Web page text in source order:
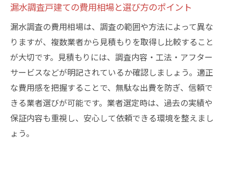
漏水調査戸建ての費用相場と選び方のポイント
漏水調査の費用相場は、調査の範囲や方法によって異な
りますが、複数業者から見積もりを取得し比較すること
が大切です。見積もりには、調査内容・工法・アフター
サービスなどが明記されているか確認しましょう。適正
な費用感を把握することで、無駄な出費を防ぎ、信頼で
きる業者選びが可能です。業者選定時は、過去の実績や
保証内容も重視し、安心して依頼できる環境を整えまし
ょう。